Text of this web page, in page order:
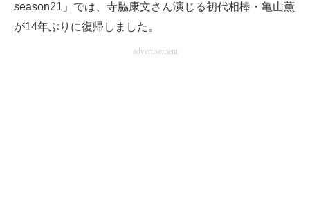
season21」では、寺脇康文さん演じる初代相棒・亀山薫
が14年ぶりに復帰しました。
advertisement